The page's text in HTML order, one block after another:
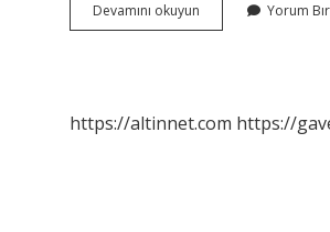
Devamını okuyun
Ağrı
Yorum
https://altinnet.com https://